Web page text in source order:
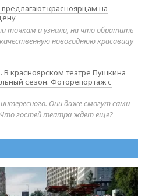
красноярцам на
точкам и узнали, на что обратить
новогоднюю красавицу
В красноярском театре Пушкина
сезон. Фоторепортаж с
Они даже смогут сами
гостей театра ждет еще?